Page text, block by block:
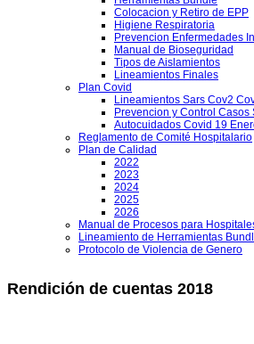
Colocacion y Retiro de EPP
Higiene Respiratoria
Prevencion Enfermedades
Manual de Bioseguridad
Tipos de Aislamientos
Lineamientos Finales
Plan Covid
Lineamientos Sars Cov2
Prevencion y Control
Autocuidados Covid 19
Reglamento de Comité Hospitalario
Plan de Calidad
2022
2023
2024
2025
2026
Manual de Procesos para
Lineamiento de Herramientas
Protocolo de Violencia de Genero
Rendición de cuentas 2018